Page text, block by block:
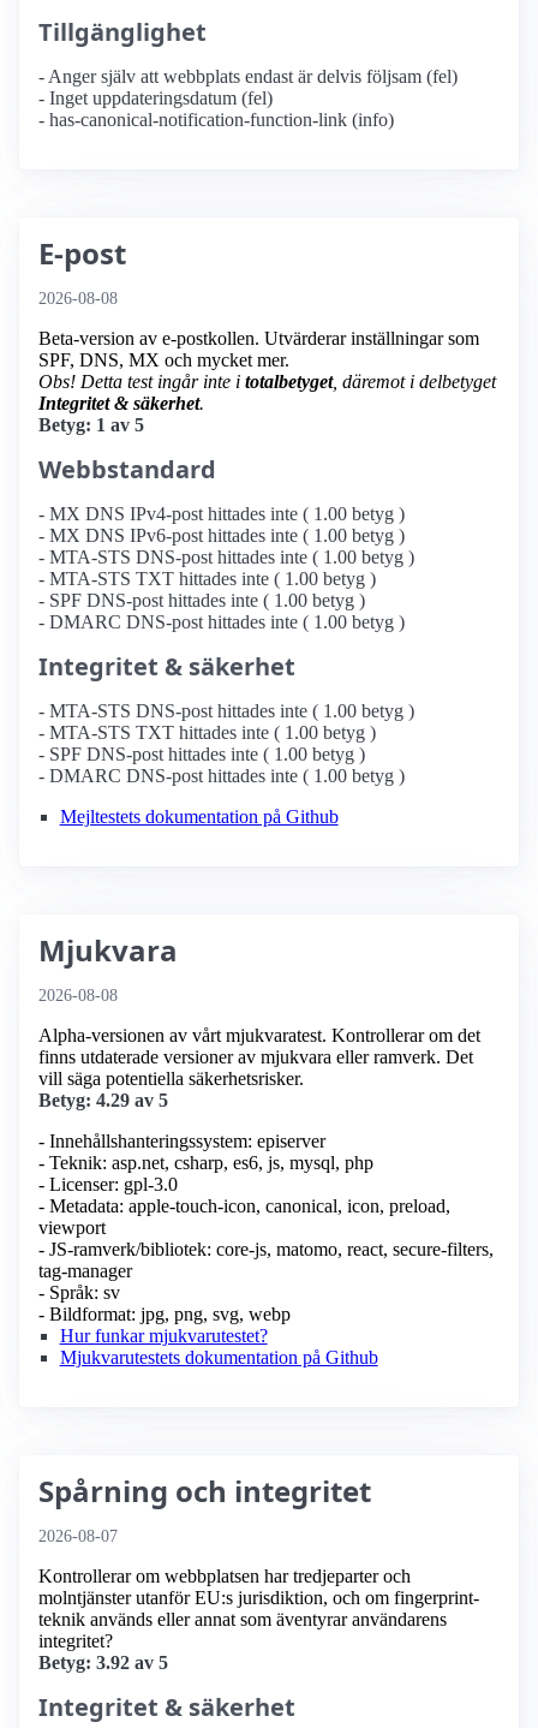
Tillgänglighet
- Anger själv att webbplats endast är delvis följsam (fel)
- Inget uppdateringsdatum (fel)
- has-canonical-notification-function-link (info)
E-post
2026-08-08
Beta-version av e-postkollen. Utvärderar inställningar som
SPF, DNS, MX och mycket mer.
Obs! Detta test ingår inte i totalbetyget, däremot i delbetyget
Integritet & säkerhet.
Betyg: 1 av 5
Webbstandard
- MX DNS IPv4-post hittades inte ( 1.00 betyg )
- MX DNS IPv6-post hittades inte ( 1.00 betyg )
- MTA-STS DNS-post hittades inte ( 1.00 betyg )
- MTA-STS TXT hittades inte ( 1.00 betyg )
- SPF DNS-post hittades inte ( 1.00 betyg )
- DMARC DNS-post hittades inte ( 1.00 betyg )
Integritet & säkerhet
- MTA-STS DNS-post hittades inte ( 1.00 betyg )
- MTA-STS TXT hittades inte ( 1.00 betyg )
- SPF DNS-post hittades inte ( 1.00 betyg )
- DMARC DNS-post hittades inte ( 1.00 betyg )
Mejltestets dokumentation på Github
Mjukvara
2026-08-08
Alpha-versionen av vårt mjukvaratest. Kontrollerar om det
finns utdaterade versioner av mjukvara eller ramverk. Det
vill säga potentiella säkerhetsrisker.
Betyg: 4.29 av 5
- Innehållshanteringssystem: episerver
- Teknik: asp.net, csharp, es6, js, mysql, php
- Licenser: gpl-3.0
- Metadata: apple-touch-icon, canonical, icon, preload,
viewport
- JS-ramverk/bibliotek: core-js, matomo, react, secure-filters,
tag-manager
- Språk: sv
- Bildformat: jpg, png, svg, webp
Hur funkar mjukvarutestet?
Mjukvarutestets dokumentation på Github
Spårning och integritet
2026-08-07
Kontrollerar om webbplatsen har tredjeparter och
molntjänster utanför EU:s jurisdiktion, och om fingerprint-
teknik används eller annat som äventyrar användarens
integritet?
Betyg: 3.92 av 5
Integritet & säkerhet